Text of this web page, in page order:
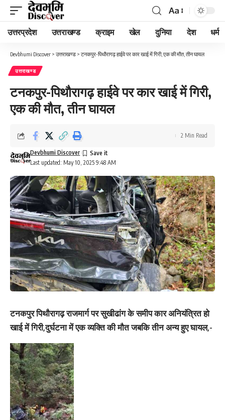
Font
Resizer
Aa
उत्तरप्रदेश उत्तराखण्ड क्राइम खेल दुनिया देश धर्म
Devbhumi Discover > उत्तराखण्ड > टनकपुर-पिथौरागढ़ हाईवे पर कार खाई में गिरी, एक की मौत, तीन घायल
उत्तराखण्ड
टनकपुर-पिथौरागढ़ हाईवे पर कार खाई में गिरी,
एक की मौत, तीन घायल
Last updated: May 10, 2025 9:48 AM
Devbhumi Discover
2 Min Read
टनकपुर पिथौरागढ़ राजमार्ग पर सुखीढांग के समीप कार अनियंत्रित हो
खाई में गिरी,दुर्घटना में एक व्यक्ति की मौत जबकि तीन अन्य हुए घायल,-